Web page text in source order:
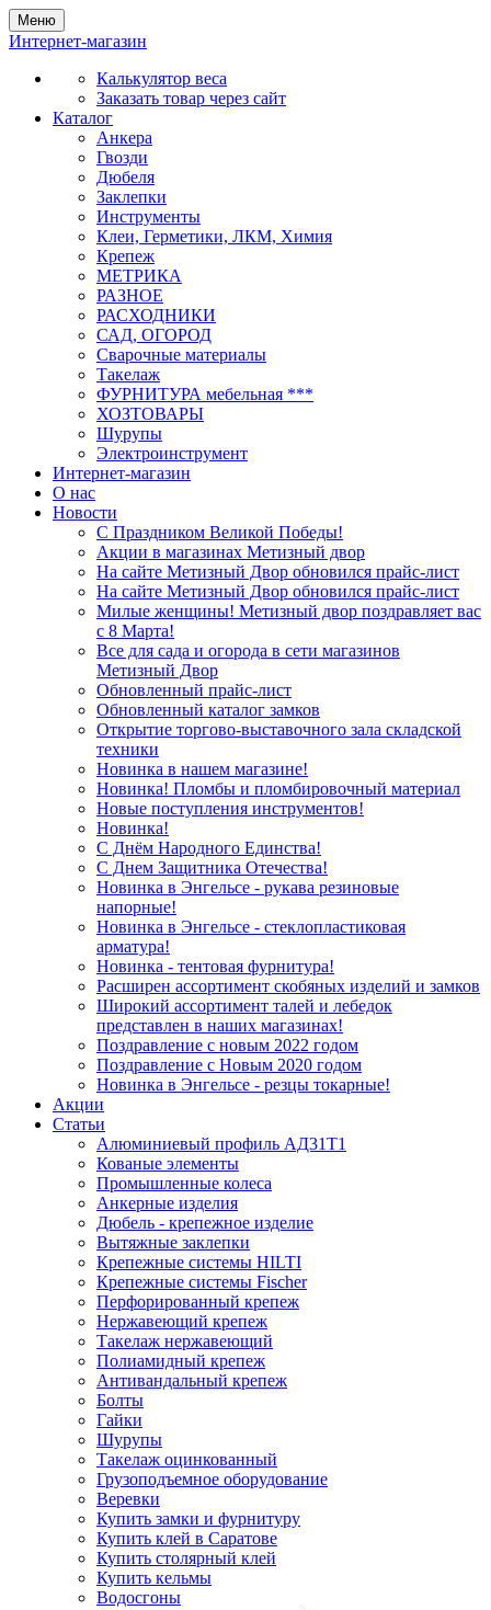
Меню
Интернет-магазин
Калькулятор веса
Заказать товар через сайт
Каталог
Анкера
Гвозди
Дюбеля
Заклепки
Инструменты
Клеи, Герметики, ЛКМ, Химия
Крепеж
МЕТРИКА
РАЗНОЕ
РАСХОДНИКИ
САД, ОГОРОД
Сварочные материалы
Такелаж
ФУРНИТУРА мебельная ***
ХОЗТОВАРЫ
Шурупы
Электроинструмент
Интернет-магазин
О нас
Новости
С Праздником Великой Победы!
Акции в магазинах Метизный двор
На сайте Метизный Двор обновился прайс-лист
На сайте Метизный Двор обновился прайс-лист
Милые женщины! Метизный двор поздравляет вас
с 8 Марта!
Все для сада и огорода в сети магазинов
Метизный Двор
Обновленный прайс-лист
Обновленный каталог замков
Открытие торгово-выставочного зала складской
техники
Новинка в нашем магазине!
Новинка! Пломбы и пломбировочный материал
Новые поступления инструментов!
Новинка!
С Днём Народного Единства!
С Днем Защитника Отечества!
Новинка в Энгельсе - рукава резиновые
напорные!
Новинка в Энгельсе - стеклопластиковая
арматура!
Новинка - тентовая фурнитура!
Расширен ассортимент скобяных изделий и замков
Широкий ассортимент талей и лебедок
представлен в наших магазинах!
Поздравление с новым 2022 годом
Поздравление с Новым 2020 годом
Новинка в Энгельсе - резцы токарные!
Акции
Статьи
Алюминиевый профиль АД31Т1
Кованые элементы
Промышленные колеса
Анкерные изделия
Дюбель - крепежное изделие
Вытяжные заклепки
Крепежные системы HILTI
Крепежные системы Fischer
Перфорированный крепеж
Нержавеющий крепеж
Такелаж нержавеющий
Полиамидный крепеж
Антивандальный крепеж
Болты
Гайки
Шурупы
Такелаж оцинкованный
Грузоподъемное оборудование
Веревки
Купить замки и фурнитуру
Купить клей в Саратове
Купить столярный клей
Купить кельмы
Водосгоны